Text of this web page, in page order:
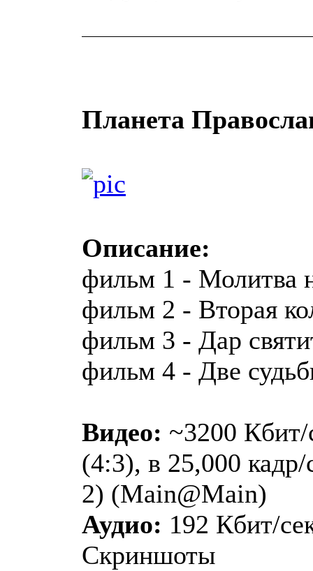
Планета
Описание:
фильм 1 - Молитва
фильм 2 - Вторая
фильм 3 - Дар
фильм 4 - Две
Видео: ~3200
(4:3), в 25,000
2) (Main@Main)
Аудио: 192 Кбит/
Скриншоты